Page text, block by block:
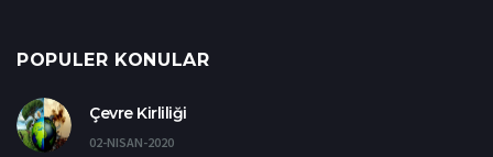
POPULER KONULAR
Çevre Kirliliği
02-NISAN-2020